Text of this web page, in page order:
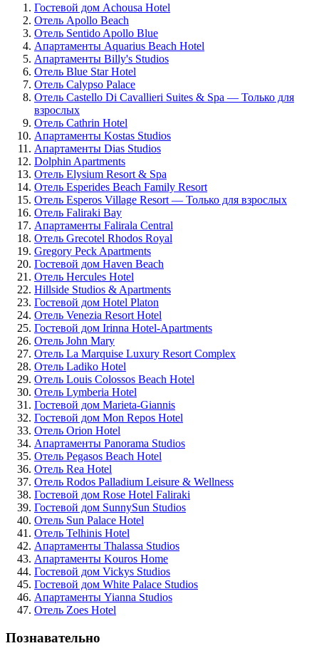
Гостевой дом Achousa Hotel
Отель Apollo Beach
Отель Sentido Apollo Blue
Апартаменты Aquarius Beach Hotel
Апартаменты Billy's Studios
Отель Blue Star Hotel
Отель Calypso Palace
Отель Castello Di Cavallieri Suites & Spa — Только для
взрослых
Отель Cathrin Hotel
Апартаменты Kostas Studios
Апартаменты Dias Studios
Dolphin Apartments
Отель Elysium Resort & Spa
Отель Esperides Beach Family Resort
Отель Esperos Village Resort — Только для взрослых
Отель Faliraki Bay
Апартаменты Falirala Central
Отель Grecotel Rhodos Royal
Gregory Peck Apartments
Гостевой дом Haven Beach
Отель Hercules Hotel
Hillside Studios & Apartments
Гостевой дом Hotel Platon
Отель Venezia Resort Hotel
Гостевой дом Irinna Hotel-Apartments
Отель John Mary
Отель La Marquise Luxury Resort Complex
Отель Ladiko Hotel
Отель Louis Colossos Beach Hotel
Отель Lymberia Hotel
Гостевой дом Marieta-Giannis
Гостевой дом Mon Repos Hotel
Отель Orion Hotel
Апартаменты Panorama Studios
Отель Pegasos Beach Hotel
Отель Rea Hotel
Отель Rodos Palladium Leisure & Wellness
Гостевой дом Rose Hotel Faliraki
Гостевой дом SunnySun Studios
Отель Sun Palace Hotel
Отель Telhinis Hotel
Апартаменты Thalassa Studios
Апартаменты Kouros Home
Гостевой дом Vickys Studios
Гостевой дом White Palace Studios
Апартаменты Yianna Studios
Отель Zoes Hotel
Познавательно